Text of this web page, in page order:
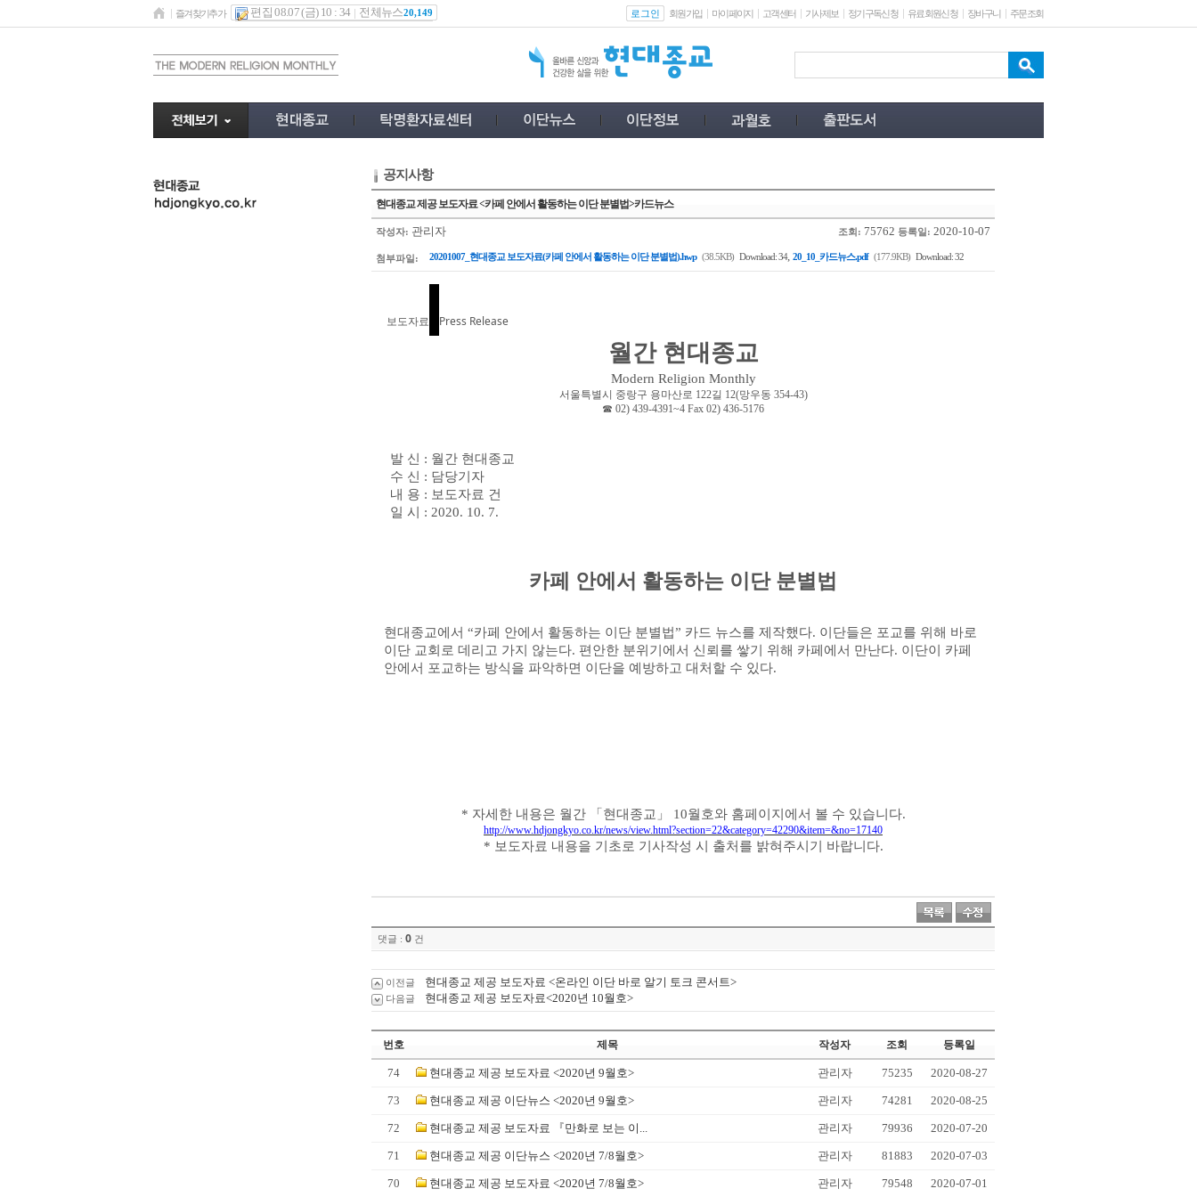
즐겨찾기추가 편집 08.07 (금) 10 : 34 전체뉴스20,149 로그인 회원가입 마이페이지 고객센터 기사제보 정기구독신청 유료회원신청 장바구니 주문조회
공지사항
현대종교 제공 보도자료 <카페 안에서 활동하는 이단 분별법>카드뉴스
작성자: 관리자 조회: 75762 등록일: 2020-10-07
첨부파일: 20201007_현대종교 보도자료(카페 안에서 활동하는 이단 분별법).hwp (38.5KB) Download: 34, 20_10_카드뉴스.pdf (177.9KB) Download: 32
보도자료 Press Release
월간 현대종교
Modern Religion Monthly
서울특별시 중랑구 용마산로 122길 12(망우동 354-43)
☎ 02) 439-4391~4 Fax 02) 436-5176
발 신 : 월간 현대종교
수 신 : 담당기자
내 용 : 보도자료 건
일 시 : 2020. 10. 7.
카페 안에서 활동하는 이단 분별법
현대종교에서 “카페 안에서 활동하는 이단 분별법” 카드 뉴스를 제작했다. 이단들은 포교를 위해 바로
이단 교회로 데리고 가지 않는다. 편안한 분위기에서 신뢰를 쌓기 위해 카페에서 만난다. 이단이 카페
안에서 포교하는 방식을 파악하면 이단을 예방하고 대처할 수 있다.
* 자세한 내용은 월간 「 현대종교 」 10월호와 홈페이지에서 볼 수 있습니다.
http://www.hdjongkyo.co.kr/news/view.html?section=22&category=42290&item=&no=17140
* 보도자료 내용을 기초로 기사작성 시 출처를 밝혀주시기 바랍니다.
댓글 : 0 건
이전글 현대종교 제공 보도자료 <온라인 이단 바로 알기 토크 콘서트>
다음글 현대종교 제공 보도자료<2020년 10월호>
번호 제목 작성자 조회 등록일
74 현대종교 제공 보도자료 <2020년 9월호> 관리자 75235 2020-08-27
73 현대종교 제공 이단뉴스 <2020년 9월호> 관리자 74281 2020-08-25
72 현대종교 제공 보도자료 『만화로 보는 이... 관리자 79936 2020-07-20
71 현대종교 제공 이단뉴스 <2020년 7/8월호> 관리자 81883 2020-07-03
70 현대종교 제공 보도자료 <2020년 7/8월호> 관리자 79548 2020-07-01